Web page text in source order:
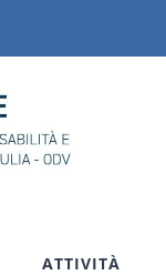
ATTIVITÀ